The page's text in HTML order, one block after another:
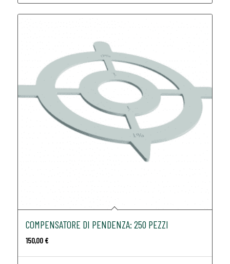
COMPENSATORE DI PENDENZA: 250 PEZZI
150,00 €